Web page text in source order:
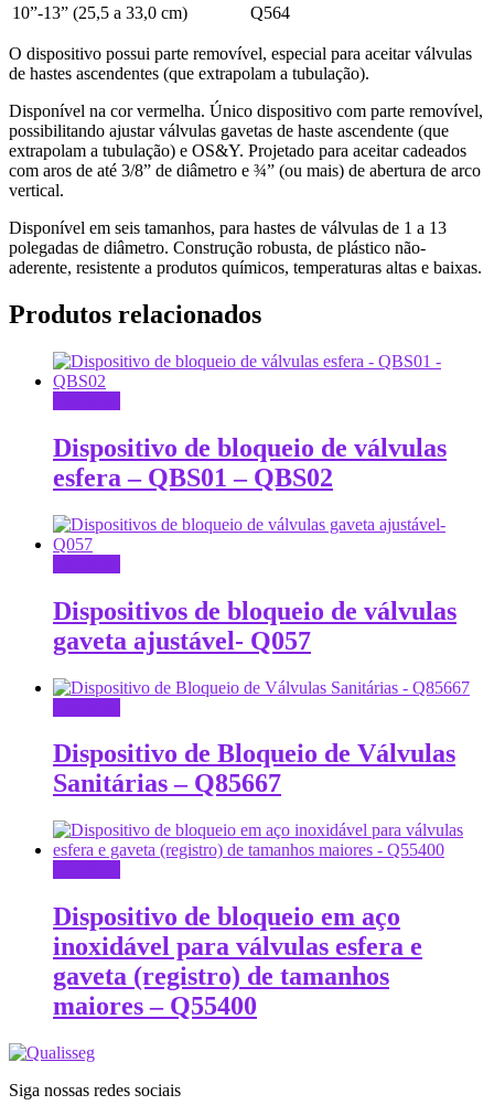
10”-13” (25,5 a 33,0 cm)
Q564
O dispositivo possui parte removível, especial para aceitar válvulas
de hastes ascendentes (que extrapolam a tubulação).
Disponível na cor vermelha. Único dispositivo com parte removível,
possibilitando ajustar válvulas gavetas de haste ascendente (que
extrapolam a tubulação) e OS&Y. Projetado para aceitar cadeados
com aros de até 3/8” de diâmetro e ¾” (ou mais) de abertura de arco
vertical.
Disponível em seis tamanhos, para hastes de válvulas de 1 a 13
polegadas de diâmetro. Construção robusta, de plástico não-
aderente, resistente a produtos químicos, temperaturas altas e baixas.
Produtos relacionados
Dispositivo de bloqueio de válvulas
esfera – QBS01 – QBS02
Dispositivos de bloqueio de válvulas
gaveta ajustável- Q057
Dispositivo de Bloqueio de Válvulas
Sanitárias – Q85667
Dispositivo de bloqueio em aço
inoxidável para válvulas esfera e
gaveta (registro) de tamanhos
maiores – Q55400
Siga nossas redes sociais